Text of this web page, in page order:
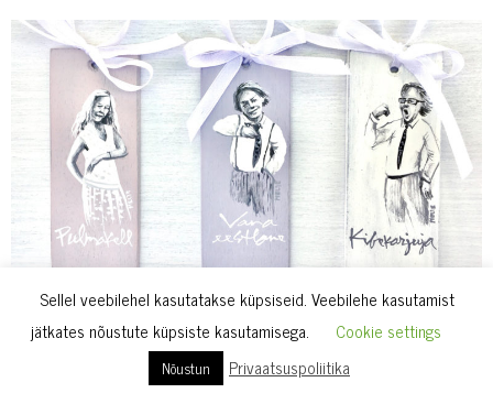
Sellel veebilehel kasutatakse küpsiseid. Veebilehe kasutamist
jätkates nõustute küpsiste kasutamisega.
Cookie settings
Nõustun Privaatsuspoliitika